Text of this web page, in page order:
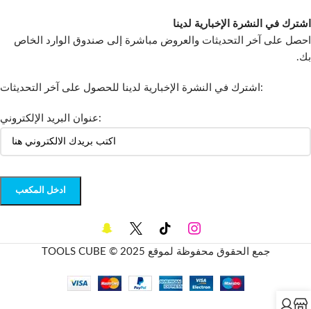
اشترك في النشرة الإخبارية لدينا
احصل على آخر التحديثات والعروض مباشرة إلى صندوق الوارد الخاص
بك.
اشترك في النشرة الإخبارية لدينا للحصول على آخر التحديثات:
عنوان البريد الإلكتروني:
جمع الحقوق محفوظة لموقع TOOLS CUBE © 2025